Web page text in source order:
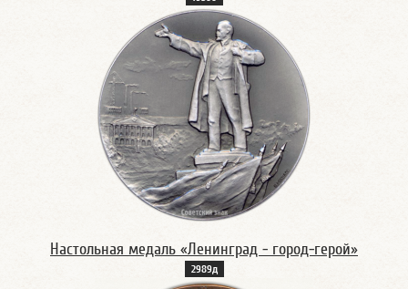
Настольная медаль «Ленинград - город-герой»
2989д